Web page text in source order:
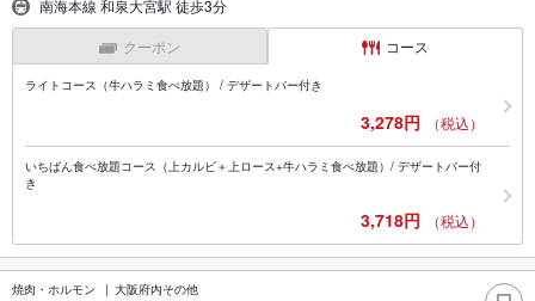
南海本線 和泉大宮駅 徒歩3分
クーポン コース
ライトコース（牛ハラミ食べ放題） / デザートバー付き
3,278円 （税込）
いちばん食べ放題コース（上カルビ＋上ロース+牛ハラミ食べ放題）/ デザートバー付
き
3,718円 （税込）
焼肉・ホルモン 大阪府内その他